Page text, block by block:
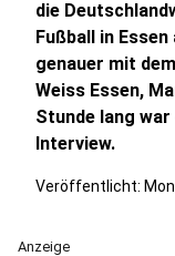
die
Fußball in
genauer mit
Weiss Essen,
Stunde lang war
Interview.
Veröffentlicht:
Anzeige